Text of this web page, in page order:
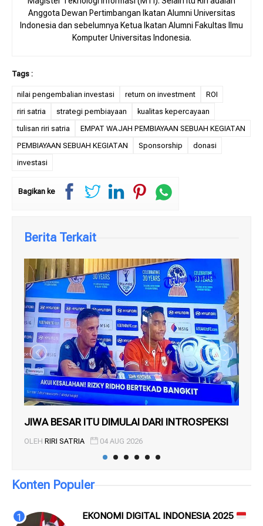
Anggota Dewan Pertimbangan Ikatan Alumni Universitas
Indonesia dan sebelumnya Ketua Ikatan Alumni Fakultas Ilmu
Komputer Universitas Indonesia.
nilai pengembalian investasi return on investment
ROI
riri satria
strategi pembiayaan
kualitas kepercayaan
tulisan riri satria
EMPAT WAJAH PEMBIAYAAN SEBUAH KEGIATAN
PEMBIAYAAN SEBUAH KEGIATAN
Sponsorship
donasi
investasi
Bagikan ke
Berita Terkait
JIWA BESAR ITU DIMULAI DARI INTROSPEKSI
OLEH RIRI SATRIA 04 AUG 2026
Konten Populer
EKONOMI DIGITAL INDONESIA 2025